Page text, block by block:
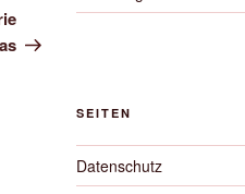
Beitrag
SEITEN
Datenschutz